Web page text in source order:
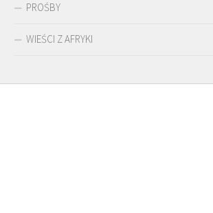
PROŚBY
WIEŚCI Z AFRYKI